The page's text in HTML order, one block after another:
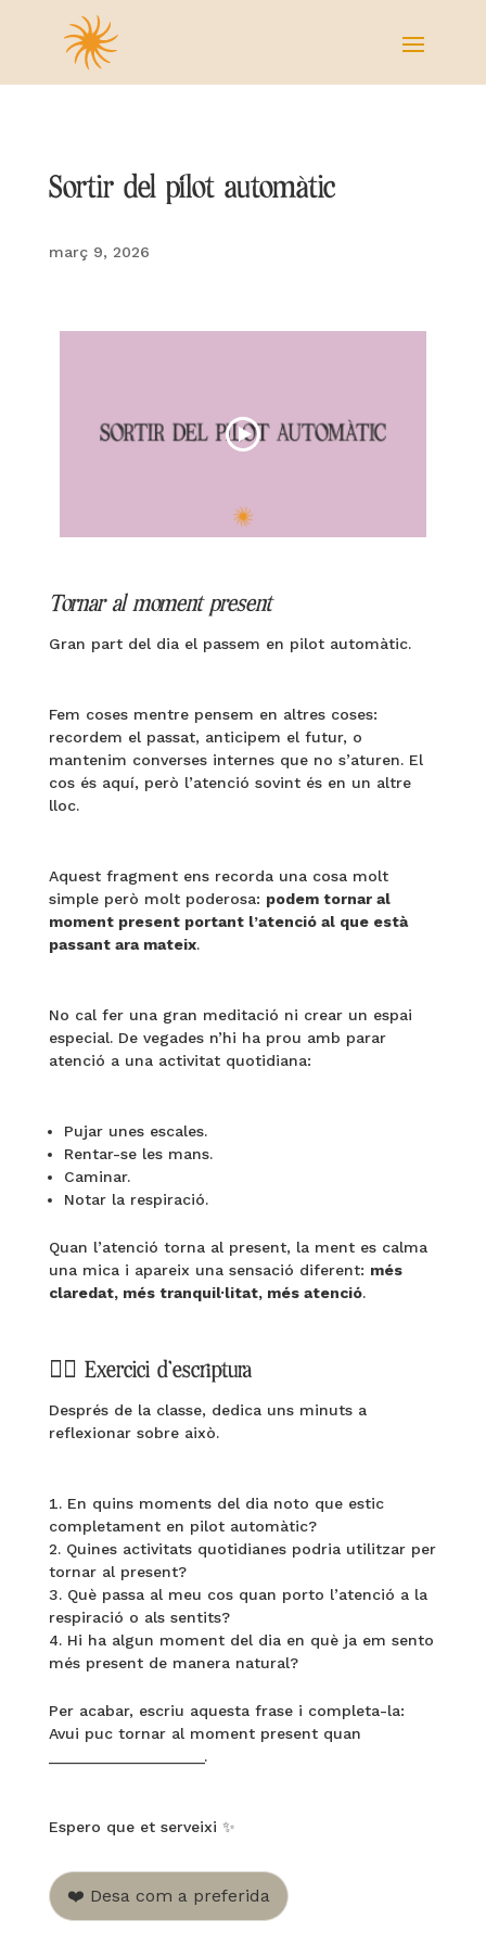
Sortir del pilot automàtic
març 9, 2026
Tornar al moment present
Gran part del dia el passem en pilot automàtic.
Fem coses mentre pensem en altres coses:
recordem el passat, anticipem el futur, o
mantenim converses internes que no s’aturen. El
cos és aquí, però l’atenció sovint és en un altre
lloc.
Aquest fragment ens recorda una cosa molt
simple però molt poderosa: podem tornar al
moment present portant l’atenció al que està
passant ara mateix.
No cal fer una gran meditació ni crear un espai
especial. De vegades n’hi ha prou amb parar
atenció a una activitat quotidiana:
Pujar unes escales.
Rentar-se les mans.
Caminar.
Notar la respiració.
Quan l’atenció torna al present, la ment es calma
una mica i apareix una sensació diferent: més
claredat, més tranquil·litat, més atenció.
✍🏼 Exercici d’escriptura
Després de la classe, dedica uns minuts a
reflexionar sobre això.
En quins moments del dia noto que estic
completament en pilot automàtic?
Quines activitats quotidianes podria utilitzar per
tornar al present?
Què passa al meu cos quan porto l’atenció a la
respiració o als sentits?
Hi ha algun moment del dia en què ja em sento
més present de manera natural?
Per acabar, escriu aquesta frase i completa-la:
Avui puc tornar al moment present quan
__________________.
Espero que et serveixi ✨
❤️ Desa com a preferida